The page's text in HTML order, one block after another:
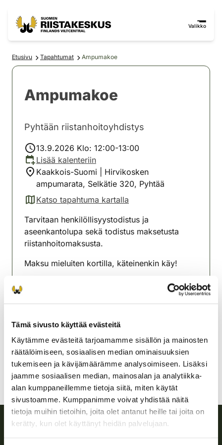
Tämä sivusto käyttää evästeitä
Käytämme evästeitä tarjoamamme sisällön ja mainosten
räätälöimiseen, sosiaalisen median ominaisuuksien
tukemiseen ja kävijämäärämme analysoimiseen. Lisäksi
jaamme sosiaalisen median, mainosalan ja analytiikka-
alan kumppaneillemme tietoja siitä, miten käytät
sivustoamme. Kumppanimme voivat yhdistää näitä
tietoja muihin tietoihin, joita olet antanut heille tai joita on
kerätty, kun olet käyttänyt heidän palvelujaan.
Valikko
Etusivu Tapahtumat Ampumakoe
Ampumakoe
Pyhtään riistanhoitoyhdistys
13.9.2026 Klo: 12:00-13:00
Lisää kalenteriin
Kaakkois-Suomi | Hirvikosken
ampumarata, Selkätie 320, Pyhtää
Katso tapahtuma kartalla
(avautuu uuteen välilehteen)
Tarvitaan henkilöllisyystodistus ja
aseenkantolupa sekä todistus maksetusta
riistanhoitomaksusta.
Maksu mieluiten kortilla, käteinenkin käy!
Pyhtään riistanhoitoyhdistys
0400528579
pyhtaa@rhy.riista.fi